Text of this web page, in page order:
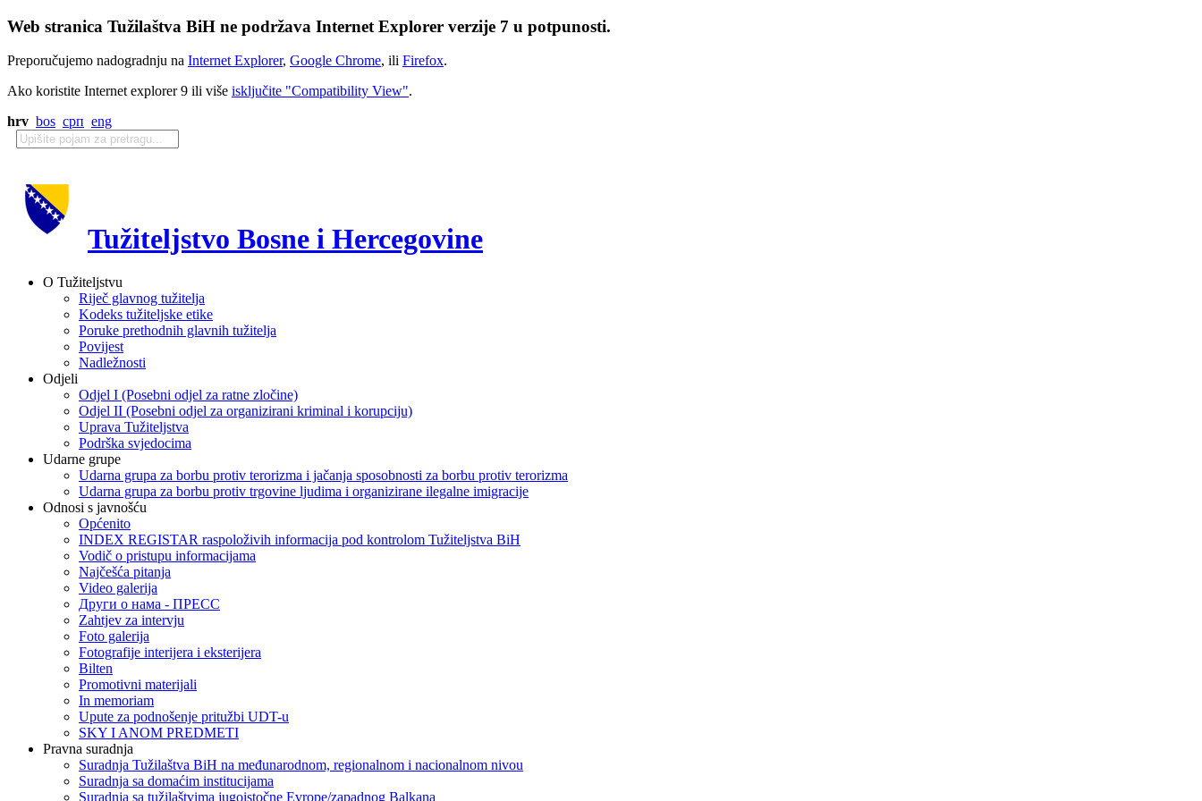
Web stranica Tužilaštva BiH ne podržava Internet Explorer verzije 7 u potpunosti.
Preporučujemo nadogradnju na Internet Explorer, Google Chrome, ili Firefox.
Ako koristite Internet explorer 9 ili više isključite "Compatibility View".
hrv bos срп eng
Tužiteljstvo Bosne i Hercegovine
O Tužiteljstvu
Riječ glavnog tužitelja
Kodeks tužiteljske etike
Poruke prethodnih glavnih tužitelja
Povijest
Nadležnosti
Odjeli
Odjel I (Posebni odjel za ratne zločine)
Odjel II (Posebni odjel za organizirani kriminal i korupciju)
Uprava Tužiteljstva
Podrška svjedocima
Udarne grupe
Udarna grupa za borbu protiv terorizma i jačanja sposobnosti za borbu protiv terorizma
Udarna grupa za borbu protiv trgovine ljudima i organizirane ilegalne imigracije
Odnosi s javnošću
Općenito
INDEX REGISTAR raspoloživih informacija pod kontrolom Tužiteljstva BiH
Vodič o pristupu informacijama
Najčešća pitanja
Video galerija
Други о нама - ПРЕСC
Zahtjev za intervju
Foto galerija
Fotografije interijera i eksterijera
Bilten
Promotivni materijali
In memoriam
Upute za podnošenje pritužbi UDT-u
SKY I ANOM PREDMETI
Pravna suradnja
Suradnja Tužilaštva BiH na međunarodnom, regionalnom i nacionalnom nivou
Suradnja sa domaćim institucijama
Suradnja sa tužilaštvima jugoistočne Evrope/zapadnog Balkana